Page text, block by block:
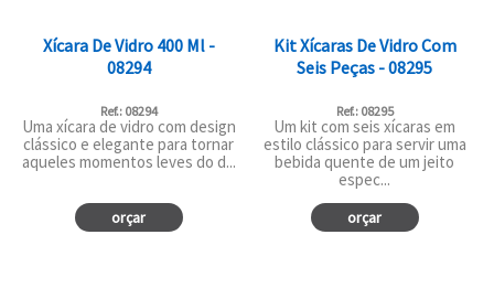
Xícara De Vidro 400 Ml -
08294
Ref.: 08294
Uma xícara de vidro com design
clássico e elegante para tornar
aqueles momentos leves do d...
orçar
Kit Xícaras De Vidro Com
Seis Peças - 08295
Ref.: 08295
Um kit com seis xícaras em
estilo clássico para servir uma
bebida quente de um jeito
espec...
orçar